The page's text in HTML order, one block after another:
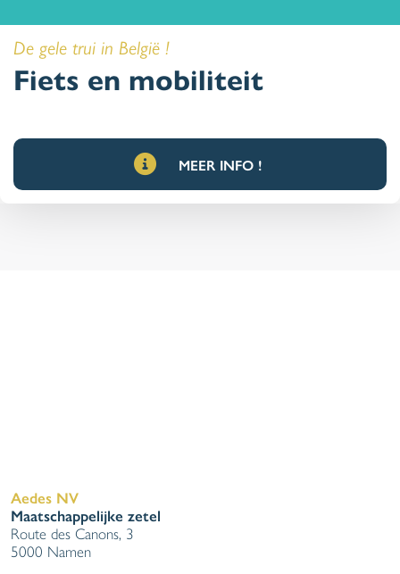
De gele trui in België !
Fiets en mobiliteit
MEER INFO !
Aedes NV
Maatschappelijke zetel
Route des Canons, 3
5000 Namen